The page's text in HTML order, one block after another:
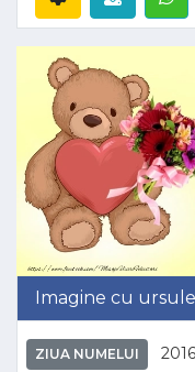
Imagine cu
ZIUA NUMELUI